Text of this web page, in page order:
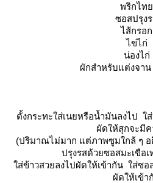
พริกไท
ซอสปรุง
ไส้กรอก
ไข่ไก่
น่องไก่
ผักสำหรับแต่งจา
ตั้งกระทะใส่เนยหรือน้ำมันลงไป
ผัดให้สุกจะมีค
(ปริมาณไม่มาก แต่ภาพซูมใกล้ ๆ
ปรุงรสด้วยซอสมะเขือ
ส่ข้าวสวยลงไปผัดให้เข้ากัน ใส่ซอ
ผัดให้เข้า